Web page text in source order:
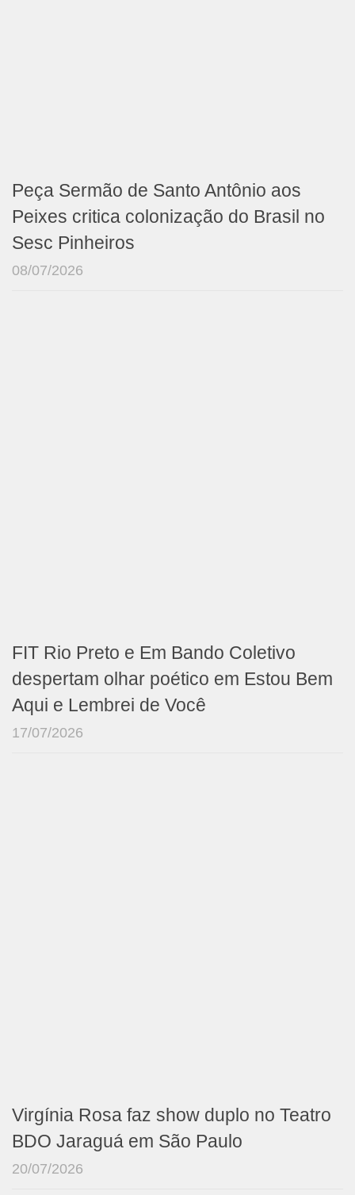
Peça Sermão de Santo Antônio aos
Peixes critica colonização do Brasil no
Sesc Pinheiros
08/07/2026
FIT Rio Preto e Em Bando Coletivo
despertam olhar poético em Estou Bem
Aqui e Lembrei de Você
17/07/2026
Virgínia Rosa faz show duplo no Teatro
BDO Jaraguá em São Paulo
20/07/2026